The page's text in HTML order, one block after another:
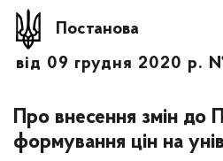
Постанова
від 09 грудня 2020 р.
Про внесення змін до
формування цін на